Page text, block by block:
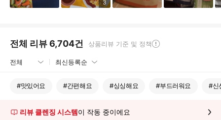
3
전체 리뷰6,704건 상품리뷰 기준 및 정책
#맛있어요 #간편해요 #싱싱해요 #부드러워요 #신
리뷰 클렌징 시스템이 작동 중이에요